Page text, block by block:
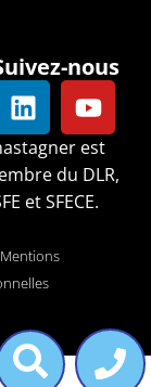
nous
est
du DLR,
et SFECE.
Mentions